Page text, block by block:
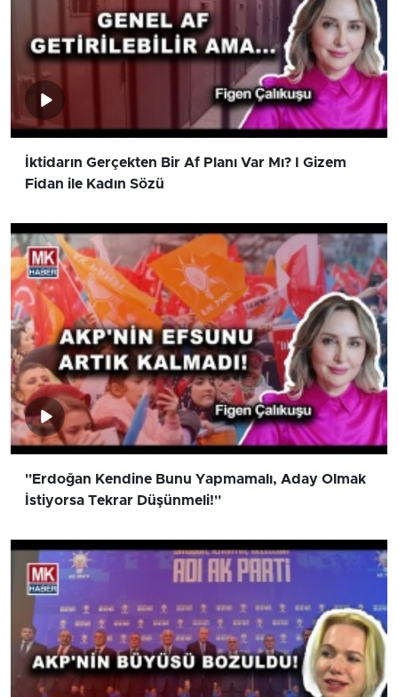
İktidarın Gerçekten Bir Af Planı Var Mı? I Gizem
Fidan ile Kadın Sözü
''Erdoğan Kendine Bunu Yapmamalı, Aday Olmak
İstiyorsa Tekrar Düşünmeli!''